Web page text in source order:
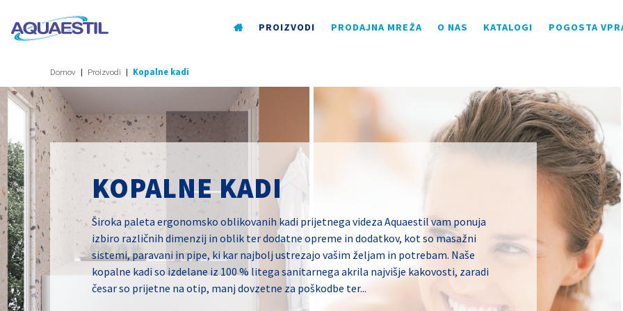
PROIZVODI PRODAJNA MREŽA O NAS KATALOGI POGOSTA
Domov Proizvodi Kopalne kadi
KOPALNE KADI
Široka paleta ergonomsko oblikovanih kadi prijetnega videza Aquaestil vam ponuja
izbiro različnih dimenzij in oblik ter dodatne opreme in dodatkov, kot so masažni
sistemi, paravani in pipe, ki kar najbolj ustrezajo vašim željam in potrebam. Naše
kopalne kadi so izdelane iz 100 % litega sanitarnega akrila najvišje kakovosti, zaradi
česar so prijetne na otip, manj dovzetne za poškodbe ter...